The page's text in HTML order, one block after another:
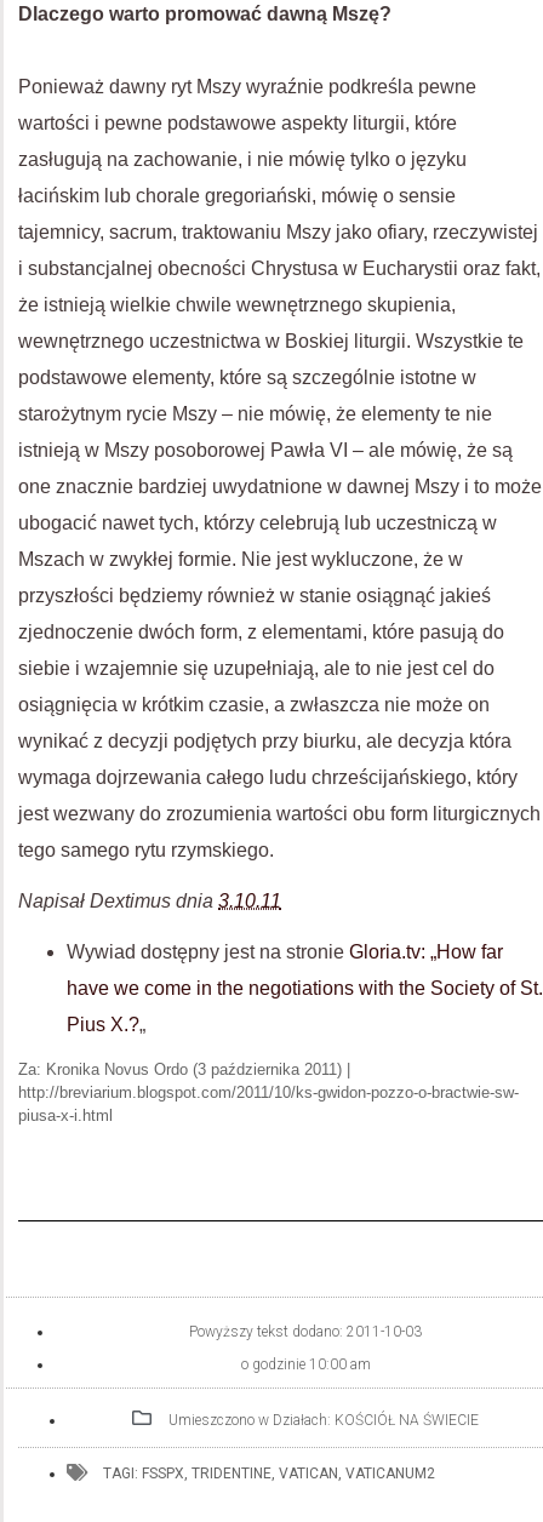
Dlaczego warto promować dawną Mszę?
Ponieważ dawny ryt Mszy wyraźnie podkreśla pewne
wartości i pewne podstawowe aspekty liturgii, które
zasługują na zachowanie, i nie mówię tylko o języku
łacińskim lub chorale gregoriański, mówię o sensie
tajemnicy, sacrum, traktowaniu Mszy jako ofiary, rzeczywistej
i substancjalnej obecności Chrystusa w Eucharystii oraz fakt,
że istnieją wielkie chwile wewnętrznego skupienia,
wewnętrznego uczestnictwa w Boskiej liturgii. Wszystkie te
podstawowe elementy, które są szczególnie istotne w
starożytnym rycie Mszy – nie mówię, że elementy te nie
istnieją w Mszy posoborowej Pawła VI – ale mówię, że są
one znacznie bardziej uwydatnione w dawnej Mszy i to może
ubogacić nawet tych, którzy celebrują lub uczestniczą w
Mszach w zwykłej formie. Nie jest wykluczone, że w
przyszłości będziemy również w stanie osiągnąć jakieś
zjednoczenie dwóch form, z elementami, które pasują do
siebie i wzajemnie się uzupełniają, ale to nie jest cel do
osiągnięcia w krótkim czasie, a zwłaszcza nie może on
wynikać z decyzji podjętych przy biurku, ale decyzja która
wymaga dojrzewania całego ludu chrześcijańskiego, który
jest wezwany do zrozumienia wartości obu form liturgicznych
tego samego rytu rzymskiego.
Napisał Dextimus dnia 3.10.11
Wywiad dostępny jest na stronie Gloria.tv: „How far
have we come in the negotiations with the Society of St.
Pius X.?„
Za: Kronika Novus Ordo (3 października 2011) |
http://breviarium.blogspot.com/2011/10/ks-gwidon-pozzo-o-bractwie-sw-
piusa-x-i.html
Powyższy tekst dodano: 2011-10-03
o godzinie 10:00 am
Umieszczono w Działach: KOŚCIÓŁ NA ŚWIECIE
TAGI: FSSPX, TRIDENTINE, VATICAN , VATICANUM2